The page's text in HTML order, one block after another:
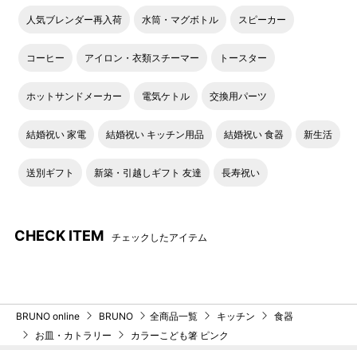
人気ブレンダー再入荷 水筒・マグボトル スピーカー
コーヒー アイロン・衣類スチーマー トースター
ホットサンドメーカー 電気ケトル 交換用パーツ
結婚祝い 家電 結婚祝い キッチン用品 結婚祝い 食器 新生活
送別ギフト 新築・引越しギフト 友達 長寿祝い
CHECK ITEM チェックしたアイテム
BRUNO online BRUNO 全商品一覧 キッチン
食器
お皿・カトラリー
カラーこども箸 ピンク